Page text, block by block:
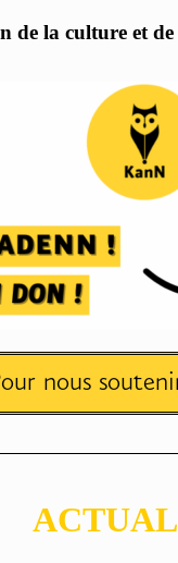
de la culture et
nous